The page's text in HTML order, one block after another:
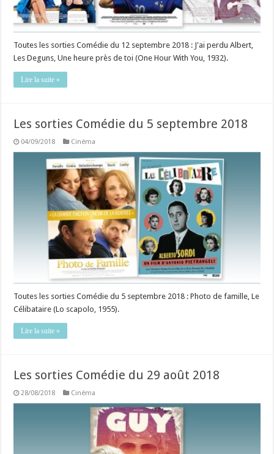
Toutes les sorties Comédie du 12 septembre 2018 : J'ai perdu Albert,
Les Deguns, Une heure près de toi (One Hour With You, 1932).
Lire la suite »
Les sorties Comédie du 5 septembre 2018
04/09/2018 Cinéma
Toutes les sorties Comédie du 5 septembre 2018 : Photo de famille, Le
Célibataire (Lo scapolo, 1955).
Lire la suite »
Les sorties Comédie du 29 août 2018
28/08/2018 Cinéma